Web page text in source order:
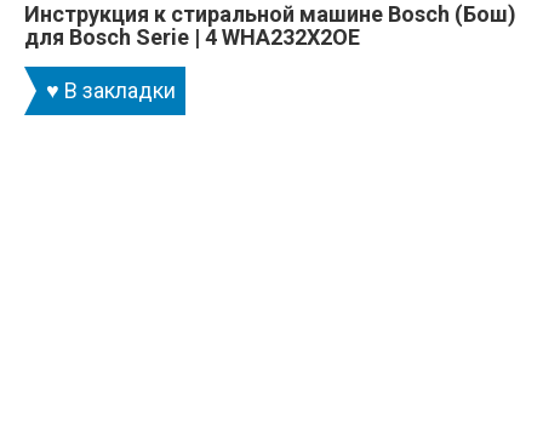
Инструкция к стиральной машине Bosch (Бош)
для Bosch Serie | 4 WHA232X2OE
♥ В закладки